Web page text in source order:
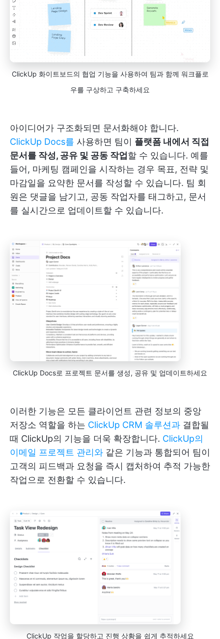
ClickUp 화이트보드의 협업 기능을 사용하여 팀과 함께 워크플로
우를 구상하고 구축하세요
아이디어가 구조화되면 문서화해야 합니다.
ClickUp Docs를 사용하면 팀이 플랫폼 내에서 직접
문서를 작성, 공유 및 공동 작업 할 수 있습니다. 예를
들어, 마케팅 캠페인을 시작하는 경우 목표, 전략 및
마감일을 요약한 문서를 작성할 수 있습니다. 팀 회
원은 댓글을 남기고, 공동 작업자를 태그하고, 문서
를 실시간으로 업데이트할 수 있습니다.
ClickUp Docs로 프로젝트 문서를 생성, 공유 및 업데이트하세요
이러한 기능은 모든 클라이언트 관련 정보의 중앙
저장소 역할을 하는 ClickUp CRM 솔루션과 결합될
때 ClickUp의 기능을 더욱 확장합니다. ClickUp의
이메일 프로젝트 관리와 같은 기능과 통합되어 팀이
고객의 피드백과 요청을 즉시 캡처하여 추적 가능한
작업으로 전환할 수 있습니다.
ClickUp 작업을 할당하고 진행 상황을 쉽게 추적하세요